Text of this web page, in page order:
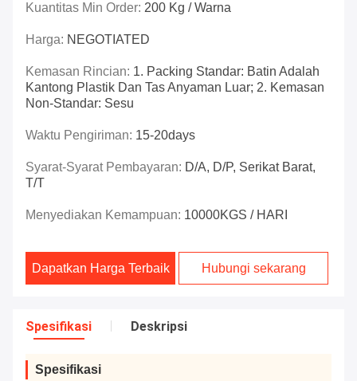
Kuantitas Min Order: 200 Kg / Warna
Harga: NEGOTIATED
Kemasan Rincian: 1. Packing Standar: Batin Adalah
Kantong Plastik Dan Tas Anyaman Luar; 2. Kemasan
Non-Standar: Sesu
Waktu Pengiriman: 15-20days
Syarat-Syarat Pembayaran: D/A, D/P, Serikat Barat,
T/T
Menyediakan Kemampuan: 10000KGS / HARI
Dapatkan Harga Terbaik Hubungi sekarang
Spesifikasi Deskripsi
Spesifikasi